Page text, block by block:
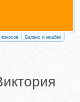
Баланс и кешбек